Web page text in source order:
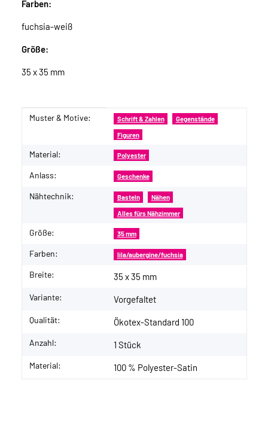
Farben:
fuchsia-weiß
Größe:
35 x 35 mm
Produkteigenschaft
Wert
Muster & Motive: Schrift & Zahlen Gegenstände
Figuren
Material: Polyester
Anlass: Geschenke
Nähtechnik: Basteln Nähen
Alles fürs Nähzimmer
Größe: 35 mm
Farben: lila/aubergine/fuchsia
Breite: 35 x 35 mm
Variante: Vorgefaltet
Qualität: Ökotex-Standard 100
Anzahl: 1 Stück
Material: 100 % Polyester-Satin